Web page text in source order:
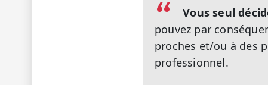
Vous seul
pouvez par
proches et/ou à des
professionnel.